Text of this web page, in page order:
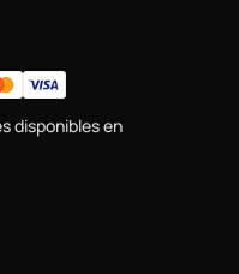
disponibles en